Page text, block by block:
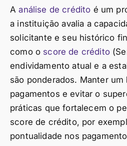
Aanálise de crédito é um
a instituição avalia a
solicitante e seu histórico
como o score de crédito
endividamento atual e a
são ponderados. Manter
pagamentos e evitar o
práticas que fortalecem o
score de crédito, por
pontualidade nos